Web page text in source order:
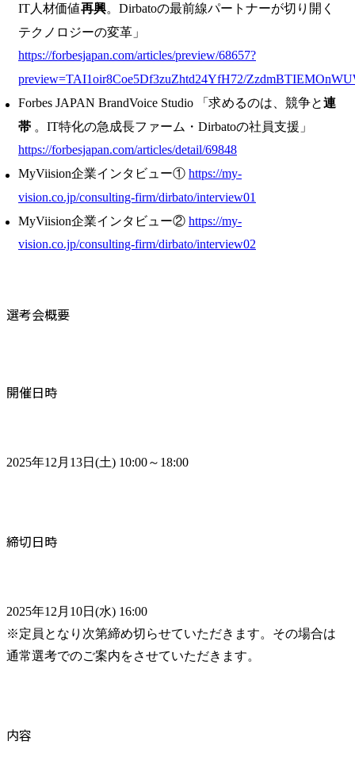
IT人材価値再興。Dirbatoの最前線パートナーが切り開く
テクノロジーの変革」
https://forbesjapan.com/articles/preview/68657?
preview=TAI1oir8Coe5Df3zuZhtd24YfH72/
Forbes JAPAN BrandVoice Studio 「求めるのは、競争と連
帯 。IT特化の急成長ファーム・Dirbatoの社員支援」
https://forbesjapan.com/articles/detail/69848
MyViision企業インタビュー① https://my-
vision.co.jp/consulting-firm/dirbato/interview01
MyViision企業インタビュー② https://my-
vision.co.jp/consulting-firm/dirbato/interview02
選考会概要
開催日時
2025年12月13日(土) 10:00～18:00
締切日時
2025年12月10日(水) 16:00
※定員となり次第締め切らせていただきます。その場合は
通常選考でのご案内をさせていただきます。
内容